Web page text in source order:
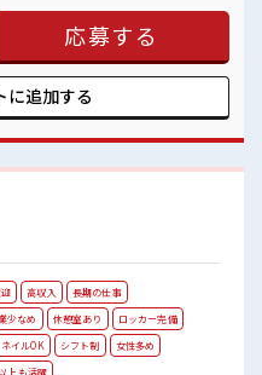
います。入力と同時に電話対応も
変に対応して頂ける方にご活躍
すが、 残業はほとんどナシ！ ≪土
人と一緒にプライベート満喫！ ≪
とにチャレンジするのは不安だけ
しょう！ ≪収入アップを目指せる
場の雰囲気 残業は
応募する
に追加する
高収入
長期の仕事
少なめ 休憩室あり
ロッカー完備
ネイルOK シフト制
女性多め
上も活躍